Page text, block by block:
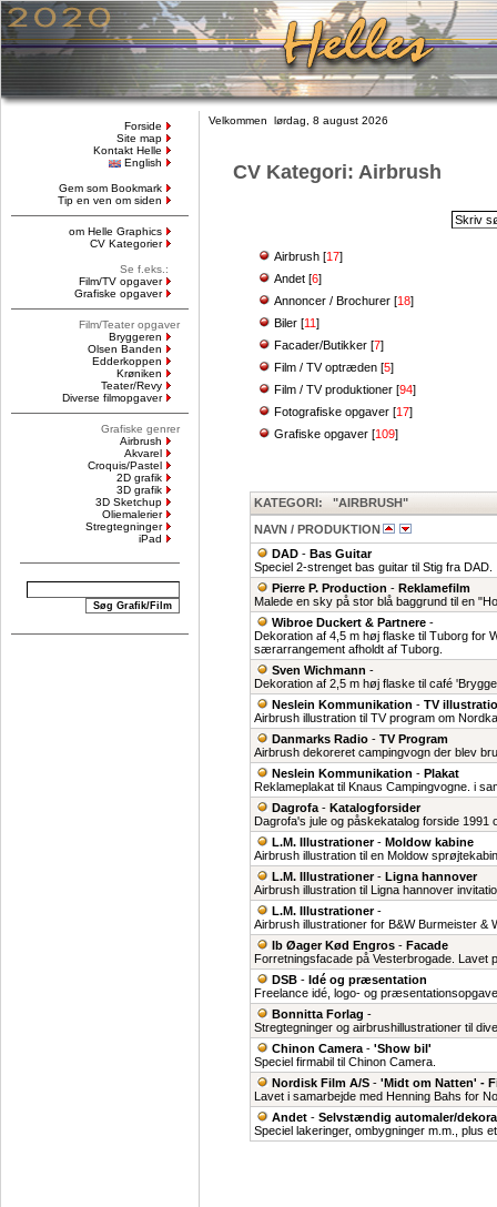
Forside
Site map
Kontakt Helle
English
Gem som Bookmark
Tip en ven om siden
om Helle Graphics
CV Kategorier
Se f.eks.:
Film/TV opgaver
Grafiske opgaver
Film/Teater opgaver
Bryggeren
Olsen Banden
Edderkoppen
Krøniken
Teater/Revy
Diverse filmopgaver
Grafiske genrer
Airbrush
Akvarel
Croquis/Pastel
2D grafik
3D grafik
3D Sketchup
Oliemalerier
Stregtegninger
iPad
Velkommen lørdag, 8 august 2026
CV Kategori: Airbrush
Airbrush [17]
Andet [6]
Annoncer / Brochurer [18]
Biler [11]
Facader/Butikker [7]
Film / TV optræden [5]
Film / TV produktioner [94]
Fotografiske opgaver [17]
Grafiske opgaver [109]
KATEGORI: "AIRBRUSH"
NAVN / PRODUKTION
DAD - Bas Guitar
Speciel 2-strenget bas guitar til Stig fra DAD.
Pierre P. Production - Reklamefilm
Malede en sky på stor blå baggrund til en
Wibroe Duckert & Partnere -
Dekoration af 4,5 m høj flaske til Tuborg for
særarrangement afholdt af Tuborg.
Sven Wichmann -
Dekoration af 2,5 m høj flaske til café
Neslein Kommunikation - TV
Airbrush illustration til TV program om
Danmarks Radio - TV Program
Airbrush dekoreret campingvogn der blev
Neslein Kommunikation - Plakat
Reklameplakat til Knaus Campingvogne. i
Dagrofa - Katalogforsider
Dagrofa's jule og påskekatalog forside 1991
L.M. Illustrationer- Moldow kabine
Airbrush illustration til en Moldow
L.M. Illustrationer- Ligna hannover
Airbrush illustration til Ligna hannover
L.M. Illustrationer-
Airbrush illustrationer for B&W Burmeister &
Ib Øager Kød Engros - Facade
Forretningsfacade på Vesterbrogade. Lavet
DSB - Idé og præsentation
Freelance idé, logo- og
Bonnitta Forlag -
Stregtegninger og airbrushillustrationer til
Chinon Camera - 'Show bil'
Speciel firmabil til Chinon Camera.
Nordisk Film A/S - 'Midt om Natten' -
Lavet i samarbejde med Henning Bahs for
Andet - Selvstændig automaler/
Speciel lakeringer, ombygninger m.m., plus